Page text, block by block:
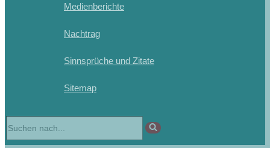
Medienberichte
Nachtrag
Sinnsprüche und Zitate
Sitemap